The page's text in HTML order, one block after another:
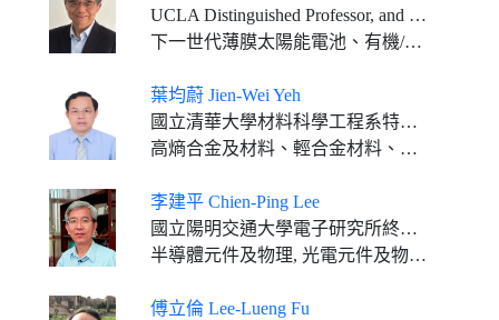
UCLA Distinguished Professor, and The Carol and Lawrence Tannas Jr. 講座教授
下一世代薄膜太陽能電池、有機/鈣鈦礦光電材料及元件，金屬氧化物晶體管
葉均蔚 Jien-Wei Yeh
國立清華大學材料科學工程系特聘研究講座教授、高熵材料研發中心顧問
高熵合金及材料、輕合金材料、鍍膜科技、製造科技
李建平 Chien-Ping Lee
國立陽明交通大學電子研究所終身講座教授
半導體元件及物理, 光電元件及物理, 半導體奈米結構物理
傅立倫 Lee-Lueng Fu